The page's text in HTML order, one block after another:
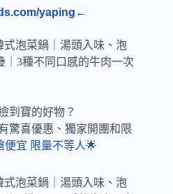
yaping←
到寶的好物？
驚喜優惠、獨家開團和限
便宜 限量不等人🌟